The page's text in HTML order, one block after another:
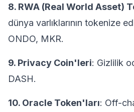
8. RWA (Real World Asset)
dünya varlıklarının tokenize
ONDO, MKR.
9. Privacy Coin'leri: Gizlilik
DASH.
10. Oracle Token'ları: Off-